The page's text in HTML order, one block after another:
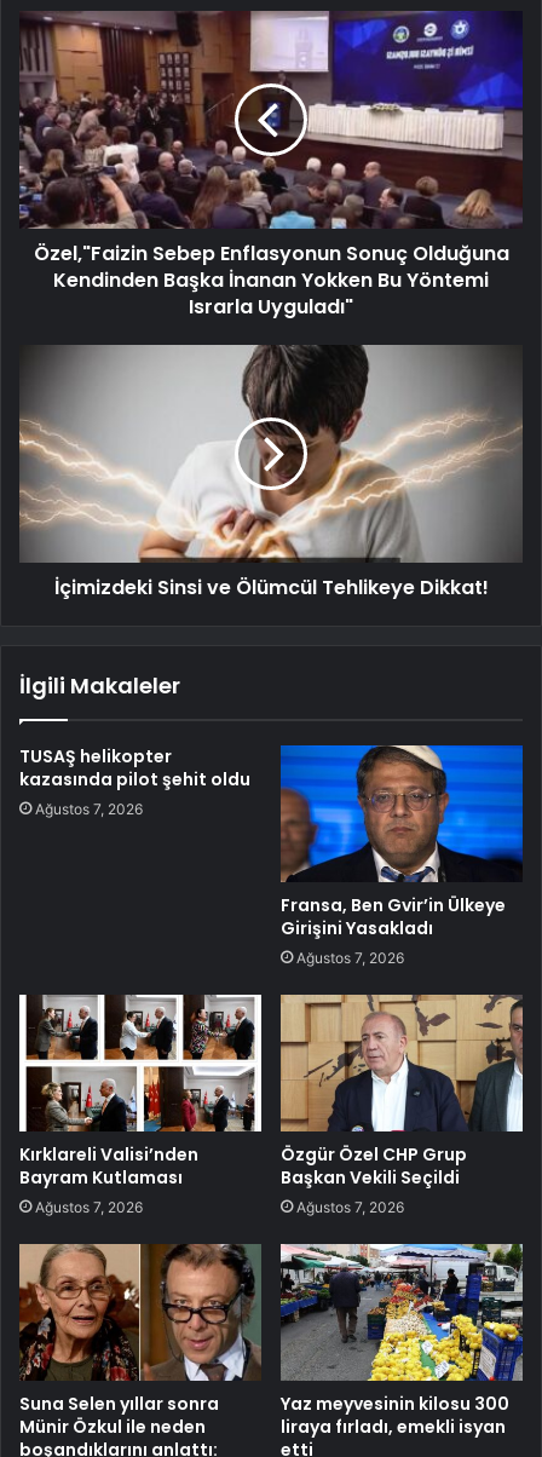
Özel,"Faizin Sebep Enflasyonun Sonuç Olduğuna
Kendinden Başka İnanan Yokken Bu Yöntemi
Israrla Uyguladı"
İçimizdeki Sinsi ve Ölümcül Tehlikeye Dikkat!
İlgili Makaleler
TUSAŞ helikopter
kazasında pilot şehit oldu
Ağustos 7, 2026
Fransa, Ben Gvir’in Ülkeye
Girişini Yasakladı
Ağustos 7, 2026
Kırklareli Valisi’nden
Bayram Kutlaması
Ağustos 7, 2026
Özgür Özel CHP Grup
Başkan Vekili Seçildi
Ağustos 7, 2026
Suna Selen yıllar sonra
Münir Özkul ile neden
boşandıklarını anlattı:
Yaz meyvesinin kilosu 300
liraya fırladı, emekli isyan
etti